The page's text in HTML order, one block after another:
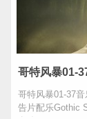
哥特风暴01-37
告片配乐Gothic